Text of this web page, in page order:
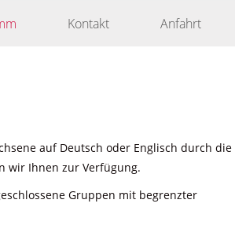
Kontakt Anfahrt
auf Deutsch oder Englisch durch die
wir Ihnen zur Verfügung.
Gruppen mit begrenzter